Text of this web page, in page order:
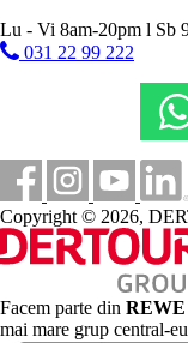
programe
tenis
intinderea
aerobic
volei pe plaja
baschet
fotbal
tenis de
jocuri de
suc de
fitness
sauna
Lu - Vi 8am-20pm l Sb
031 22 99 222
Copyright © 2026,
Facem parte din
mai mare grup central-